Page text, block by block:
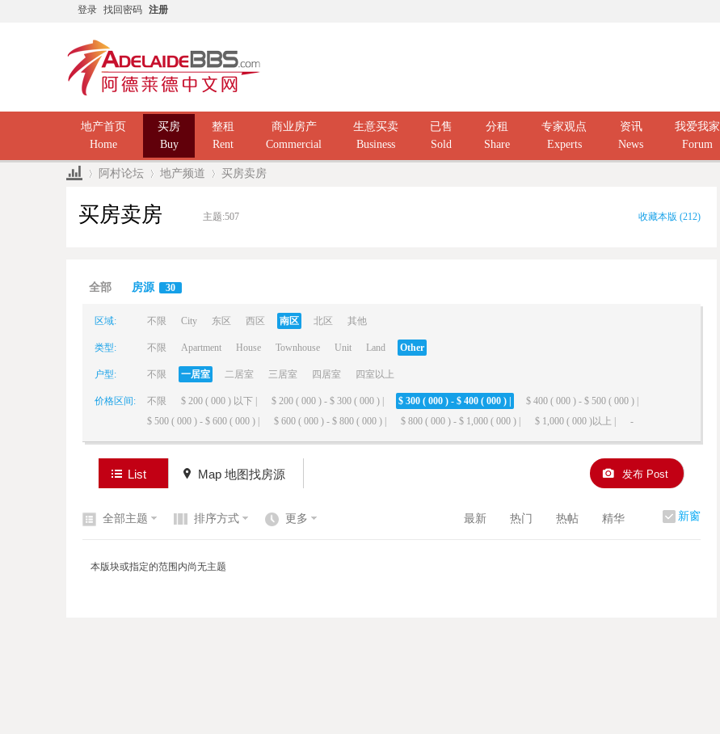
登录 找回密码 注册
地产首页
Home
买房
Buy
整租
Rent
商业房产
Commercial
生意买卖
Business
已售
Sold
分租
Share
专家观点
Experts
资讯
News
我爱我家
Forum
阿村论坛 地产频道 买房卖房
买房卖房 主题:507 收藏本版 (212)
全部 房源 30
区域: 不限 City 东区 西区 南区 北区 其他
类型: 不限 Apartment House Townhouse Unit Land Other
户型: 不限 一居室 二居室 三居室 四居室 四室以上
价格区间: 不限 $ 200 ( 000 ) 以下 | $ 200 ( 000 ) - $ 300 ( 000 ) | $ 300 ( 000 ) - $ 400 ( 000 ) |
$ 400 ( 000 ) - $ 500 ( 000 ) |
$ 500 ( 000 ) - $ 600 ( 000 ) |
$ 600 ( 000 ) - $ 800 ( 000 ) | $ 800 ( 000 ) - $ 1,000 ( 000 ) | $ 1,000 ( 000 )以上 | -
List Map 地图找房源 发布 Post
新窗
全部主题 排序方式 更多 最新 热门 热帖 精华
本版块或指定的范围内尚无主题